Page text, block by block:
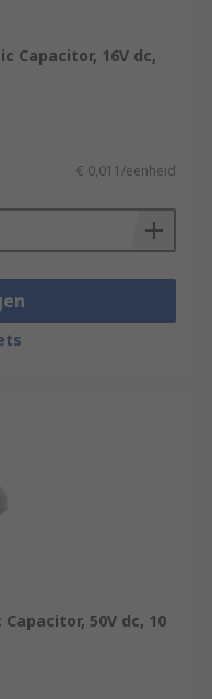
Capacitor, 16V dc,
€ 0,011/eenheid
50V dc, 10